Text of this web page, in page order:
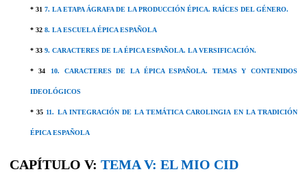
* 31 7. LA ETAPA ÁGRAFA DE LA PRODUCCIÓN ÉPICA. RAÍCES DEL GÉNERO.
* 32 8. LA ESCUELA ÉPICA ESPAÑOLA
* 33 9. CARACTERES DE LA ÉPICA ESPAÑOLA. LA VERSIFICACIÓN.
* 34 10. CARACTERES DE LA ÉPICA ESPAÑOLA. TEMAS Y CONTENIDOS
IDEOLÓGICOS
* 35 11. LA INTEGRACIÓN DE LA TEMÁTICA CAROLINGIA EN LA TRADICIÓN
ÉPICA ESPAÑOLA
CAPÍTULO V: TEMA V: EL MIO CID